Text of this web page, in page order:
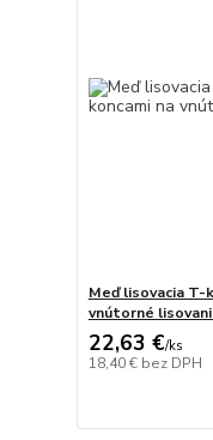
Meď lisovacia T-
vnútorné
22,63 €/ks
18,40 € bez DPH